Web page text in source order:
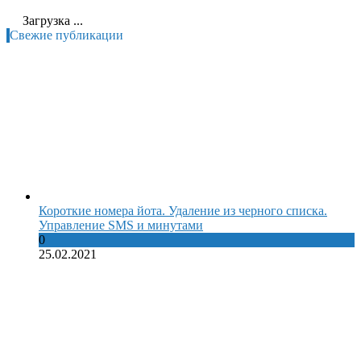
Загрузка ...
Свежие публикации
Короткие номера йота. Удаление из черного списка.
Управление SMS и минутами
0
25.02.2021